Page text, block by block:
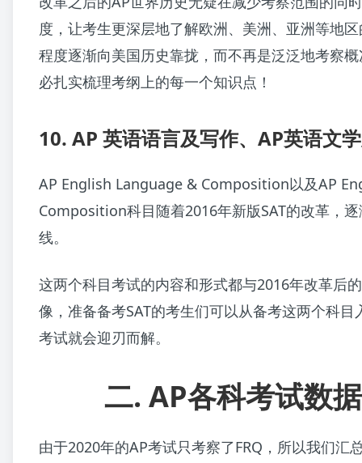
度，让考生更深层地了解欧洲、美洲、亚洲等地
程度逐渐向美国历史靠拢，而不再是泛泛地考察
必扎实梳理考纲上的每一个知识点！
10. AP 英语语言及写作、AP英语文
AP English Language & Composition以及AP
Composition科目随着2016年新版SAT的改革，
线。
这两个科目考试的内容和形式都与2016年改革后
像，准备备考SAT的考生们可以从备考这两个科目
考试就会迎刃而解。
二. AP各科考试数
由于2020年的AP考试只考察了FRQ，所以我们汇